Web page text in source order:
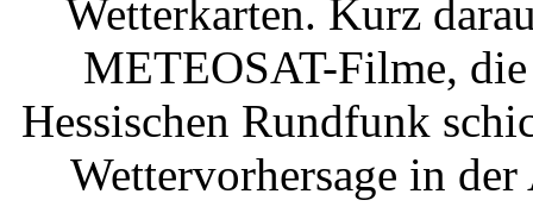
Wetterkarten. Kurz
METEOSAT-Filme,
Hessischen Rundfunk
Wettervorhersage in